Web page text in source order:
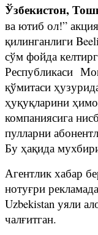
Ўзбекистон,
ва ютиб ол!”
қилинганлиги
сўм фойда
Республикаси
қўмитаси
ҳуқуқларини
компаниясига
пулларни
Бу ҳақида
Агентлик хабар
нотуғри
Uzbekistan уяли
чалғитган.